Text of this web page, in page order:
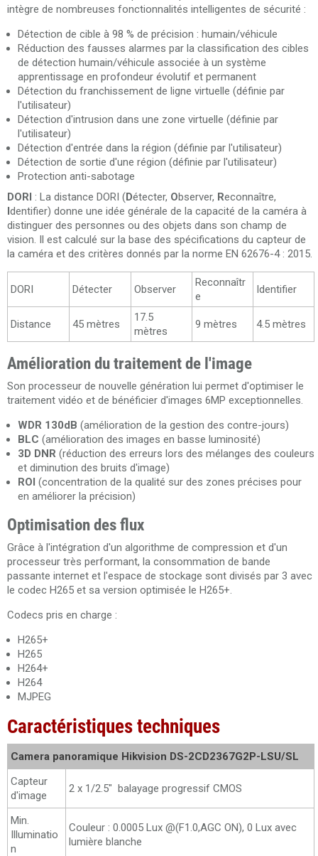
intègre de nombreuses fonctionnalités intelligentes de sécurité :
Détection de cible à 98 % de précision : humain/véhicule
Réduction des fausses alarmes par la classification des cibles
de détection humain/véhicule associée à un système
apprentissage en profondeur évolutif et permanent
Détection du franchissement de ligne virtuelle (définie par
l'utilisateur)
Détection d'intrusion dans une zone virtuelle (définie par
l'utilisateur)
Détection d'entrée dans la région (définie par l'utilisateur)
Détection de sortie d'une région (définie par l'utilisateur)
Protection anti-sabotage
DORI : La distance DORI (Détecter, Observer, Reconnaître,
Identifier) ​​donne une idée générale de la capacité de la caméra à
distinguer des personnes ou des objets dans son champ de
vision. Il est calculé sur la base des spécifications du capteur de
la caméra et des critères donnés par la norme EN 62676-4 : 2015.
DORI Détecter Observer
Reconnaîtr
e
Identifier
Distance 45 mètres
17.5
mètres
9 mètres 4.5 mètres
Amélioration du traitement de l'image
Son processeur de nouvelle génération lui permet d'optimiser le
traitement vidéo et de bénéficier d'images 6MP exceptionnelles.
WDR 130dB (amélioration de la gestion des contre-jours)
BLC (amélioration des images en basse luminosité)
3D DNR (réduction des erreurs lors des mélanges des couleurs
et diminution des bruits d'image)
ROI (concentration de la qualité sur des zones précises pour
en améliorer la précision)
Optimisation des flux
Grâce à l'intégration d'un algorithme de compression et d'un
processeur très performant, la consommation de bande
passante internet et l'espace de stockage sont divisés par 3 avec
le codec H265 et sa version optimisée le H265+.
Codecs pris en charge :
H265+
H265
H264+
H264
MJPEG
Caractéristiques techniques
Camera panoramique Hikvision DS-2CD2367G2P-LSU/SL
Capteur
d'image
2 x 1/2.5" balayage progressif CMOS
Min.
Illuminatio
n
Couleur : 0.0005 Lux @(F1.0,AGC ON), 0 Lux avec
lumière blanche